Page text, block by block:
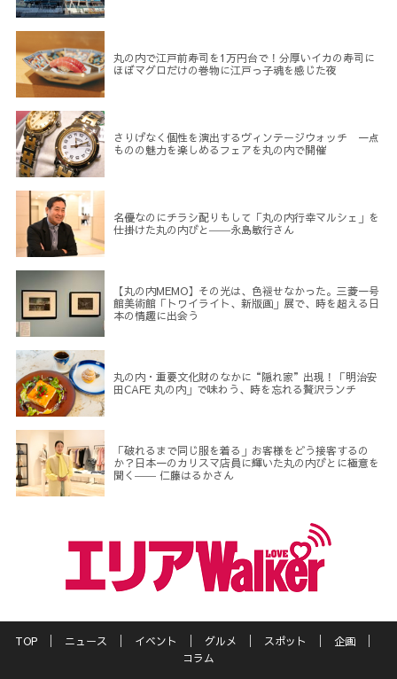
丸の内で江戸前寿司を1万円台で！分厚いイカの寿司に
ほぼマグロだけの巻物に江戸っ子魂を感じた夜
さりげなく個性を演出するヴィンテージウォッチ 一点
ものの魅力を楽しめるフェアを丸の内で開催
名優なのにチラシ配りもして「丸の内行幸マルシェ」を
仕掛けた丸の内びと――永島敏行さん
【丸の内MEMO】その光は、色褪せなかった。三菱一号
館美術館「トワイライト、新版画」展で、時を超える日
本の情趣に出会う
丸の内・重要文化財のなかに“隠れ家”出現！「明治安
田CAFE 丸の内」で味わう、時を忘れる贅沢ランチ
「破れるまで同じ服を着る」お客様をどう接客するの
か？日本一のカリスマ店員に輝いた丸の内びとに極意を
聞く―― 仁藤はるかさん
TOP ニュース イベント グルメ スポット
企画
コラム